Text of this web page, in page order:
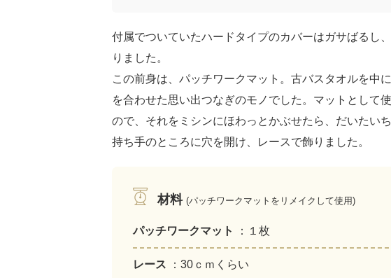
付属でついていたハードタイプのカバーはガサばるし
りました。
この前身は、パッチワークマット。古バスタオルを中
を合わせた思い出つなぎのモノでした。マットとして
ので、それをミシンにほわっとかぶせたら、だいたい
持ち手のところに穴を開け、レースで飾りました。
材料 (パッチワークマットをリメイクして使用)
パッチワークマット ：１枚
レース ：30ｃｍくらい